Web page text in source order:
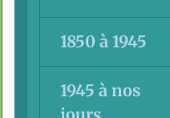
1850 à 1945
1945 à nos